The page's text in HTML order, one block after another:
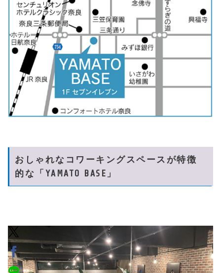
おしゃれなコワーキングスペースが特徴
的な「YAMATO BASE」